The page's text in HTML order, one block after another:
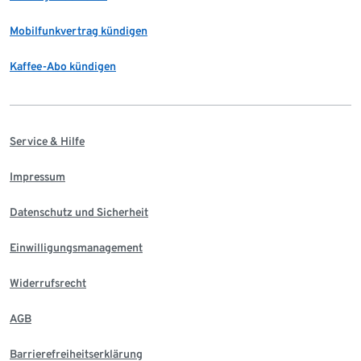
Mobilfunkvertrag kündigen
Kaffee-Abo kündigen
Service & Hilfe
Impressum
Datenschutz und Sicherheit
Einwilligungsmanagement
Widerrufsrecht
AGB
Barrierefreiheitserklärung